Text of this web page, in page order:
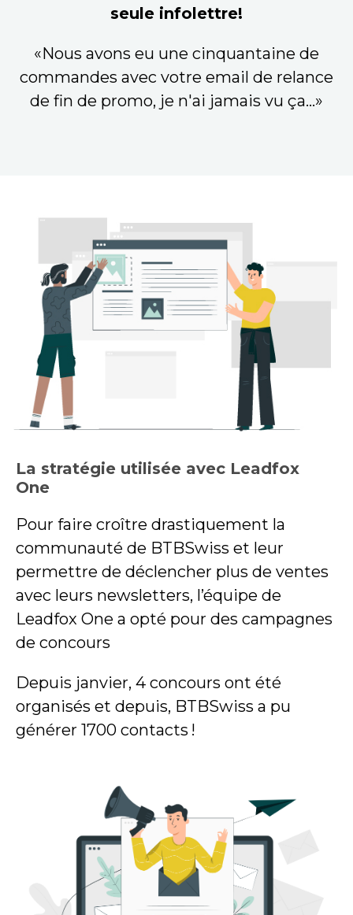
seule infolettre!
«Nous avons eu une cinquantaine de
commandes avec votre email de relance
de fin de promo, je n'ai jamais vu ça...»
La stratégie utilisée avec Leadfox
One
Pour faire croître drastiquement la
communauté de BTBSwiss et leur
permettre de déclencher plus de ventes
avec leurs newsletters, l’équipe de
Leadfox One a opté pour des campagnes
de concours
Depuis janvier, 4 concours ont été
organisés et depuis, BTBSwiss a pu
générer 1700 contacts !